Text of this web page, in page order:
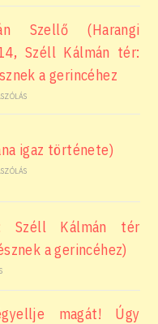
Szellő (Harangi
Széll Kálmán tér:
a gerincéhez
igaz története)
Széll Kálmán tér
a gerincéhez)
magát! Úgy